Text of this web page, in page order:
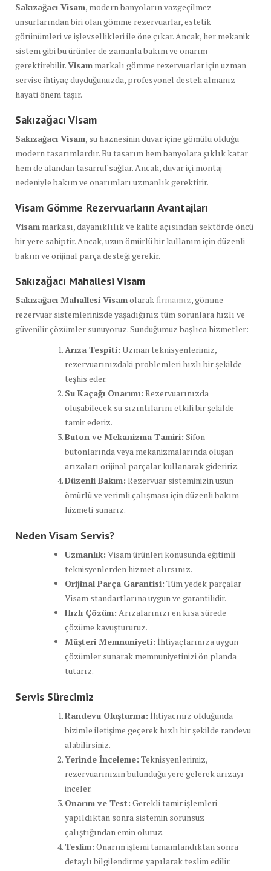
Sakızağacı Visam, modern banyoların vazgeçilmez
unsurlarından biri olan gömme rezervuarlar, estetik
görünümleri ve işlevsellikleri ile öne çıkar. Ancak, her mekanik
sistem gibi bu ürünler de zamanla bakım ve onarım
gerektirebilir.Visam markalı gömme rezervuarlar için uzman
servise ihtiyaç duyduğunuzda, profesyonel destek almanız
hayati önem taşır.
Sakızağacı Visam
Sakızağacı Visam, su haznesinin duvar içine gömülü olduğu
modern tasarımlardır. Bu tasarım hem banyolara şıklık katar
hem de alandan tasarruf sağlar. Ancak, duvar içi montaj
nedeniyle bakım ve onarımları uzmanlık gerektirir.
Visam Gömme Rezervuarların Avantajları
Visam markası, dayanıklılık ve kalite açısından sektörde öncü
bir yere sahiptir. Ancak, uzun ömürlü bir kullanım için düzenli
bakım ve orijinal parça desteği gerekir.
Sakızağacı Mahallesi Visam
Sakızağacı Mahallesi Visamolarak firmamız, gömme
rezervuar sistemlerinizde yaşadığınız tüm sorunlara hızlı ve
güvenilir çözümler sunuyoruz. Sunduğumuz başlıca hizmetler:
Arıza Tespiti: Uzman teknisyenlerimiz,
rezervuarınızdaki problemleri hızlı bir şekilde
teşhis eder.
Su Kaçağı Onarımı: Rezervuarınızda
oluşabilecek su sızıntılarını etkili bir şekilde
tamir ederiz.
Buton ve Mekanizma Tamiri: Sifon
butonlarında veya mekanizmalarında oluşan
arızaları orijinal parçalar kullanarak gideririz.
Düzenli Bakım: Rezervuar sisteminizin uzun
ömürlü ve verimli çalışması için düzenli bakım
hizmeti sunarız.
Neden Visam Servis?
Uzmanlık: Visam ürünleri konusunda eğitimli
teknisyenlerden hizmet alırsınız.
Orijinal Parça Garantisi: Tüm yedek parçalar
Visam standartlarına uygun ve garantilidir.
Hızlı Çözüm: Arızalarınızı en kısa sürede
çözüme kavuştururuz.
Müşteri Memnuniyeti: İhtiyaçlarınıza uygun
çözümler sunarak memnuniyetinizi ön planda
tutarız.
Servis Sürecimiz
Randevu Oluşturma: İhtiyacınız olduğunda
bizimle iletişime geçerek hızlı bir şekilde randevu
alabilirsiniz.
Yerinde İnceleme: Teknisyenlerimiz,
rezervuarınızın bulunduğu yere gelerek arızayı
inceler.
Onarım ve Test: Gerekli tamir işlemleri
yapıldıktan sonra sistemin sorunsuz
çalıştığından emin oluruz.
Teslim: Onarım işlemi tamamlandıktan sonra
detaylı bilgilendirme yapılarak teslim edilir.